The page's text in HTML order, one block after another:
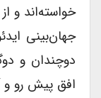
خواسته‌اند و
جهان‌بینی
دوچندان و
افق پیش ‌رو و